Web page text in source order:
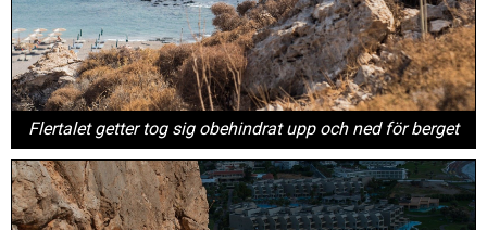
Flertalet getter tog sig obehindrat upp och ned för berget